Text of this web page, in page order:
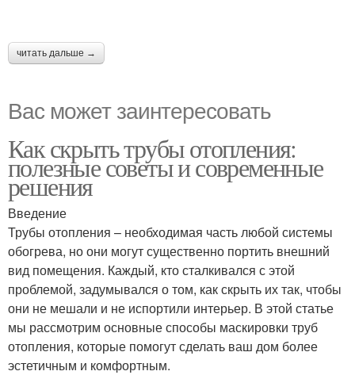
читать дальше →
Вас может заинтересовать
Как скрыть трубы отопления:
полезные советы и современные
решения
Введение
Трубы отопления – необходимая часть любой системы
обогрева, но они могут существенно портить внешний
вид помещения. Каждый, кто сталкивался с этой
проблемой, задумывался о том, как скрыть их так, чтобы
они не мешали и не испортили интерьер. В этой статье
мы рассмотрим основные способы маскировки труб
отопления, которые помогут сделать ваш дом более
эстетичным и комфортным.